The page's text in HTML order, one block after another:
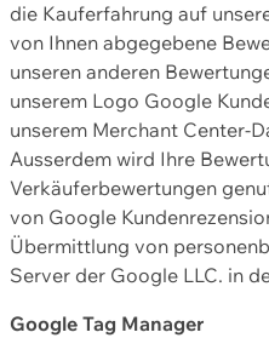
die Kauferfahrung auf
von Ihnen abgegebene
unseren anderen
unserem Logo Google
unserem Merchant Center-
Ausserdem wird Ihre
Verkäuferbewertungen
von Google
Übermittlung von
Server der Google LLC. in
Google Tag Manager